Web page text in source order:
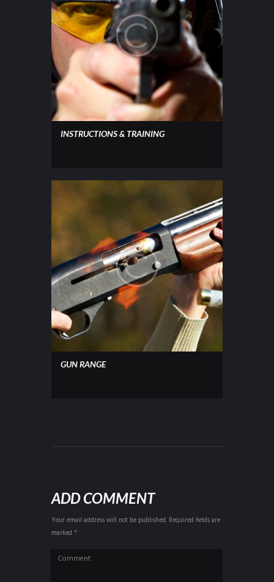
INSTRUCTIONS & TRAINING
GUN RANGE
ADD COMMENT
Your email address will not be published. Required fields are
marked *